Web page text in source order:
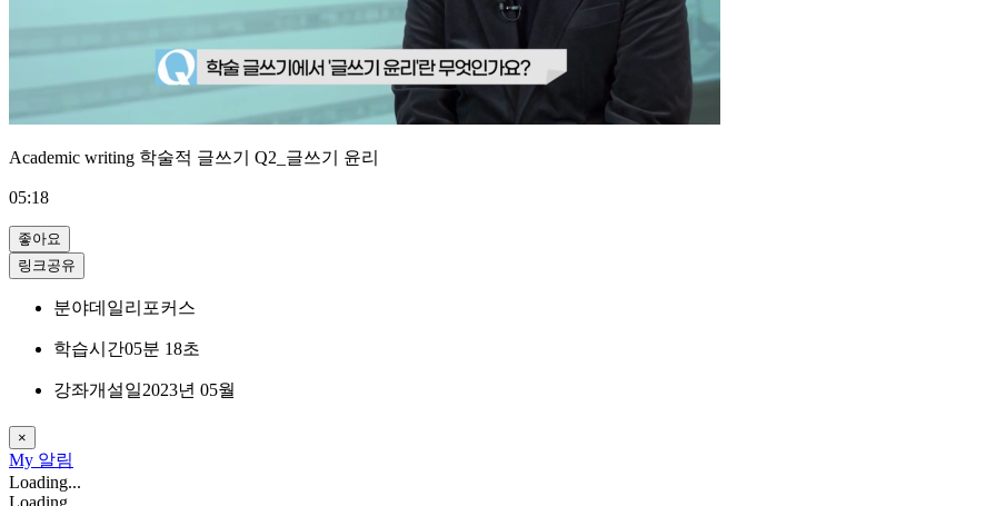
Academic writing 학술적 글쓰기 Q2_글쓰기 윤리
05:18
좋아요
링크공유
분야데일리포커스
학습시간05분 18초
강좌개설일2023년 05월
×
My 알림
Loading...